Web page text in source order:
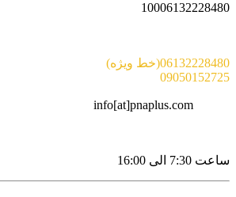
10006132228480
06132228480(خط ویژه)
09050152725
ساعت 7:30 الی 16:00